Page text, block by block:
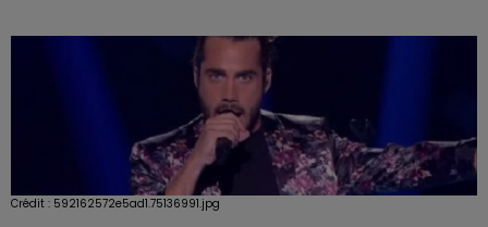
Crédit : 592162572e5ad1.75136991.jpg